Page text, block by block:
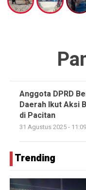
Anggota DPRD
Daerah Ikut Aksi
di Pacitan
31 Agustus 2025 -
Trending